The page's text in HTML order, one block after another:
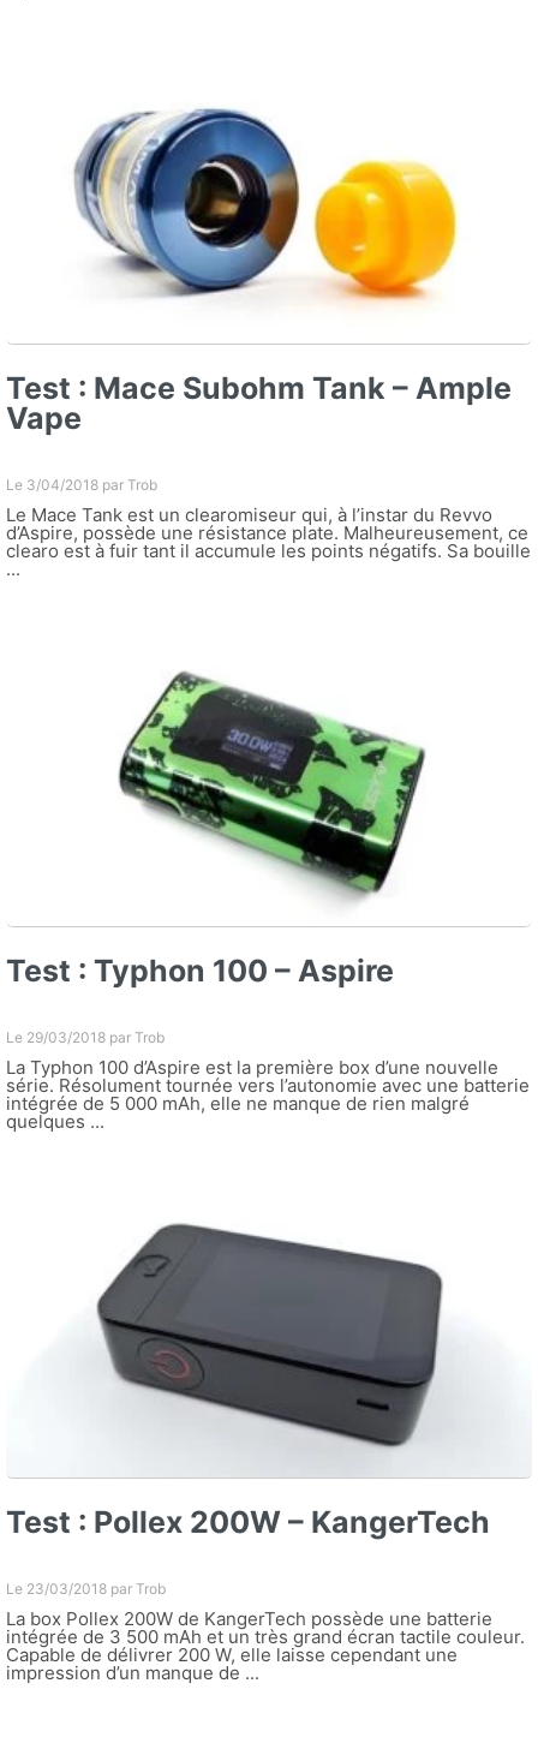
Test : Mace Subohm Tank – Ample
Vape
Le 3/04/2018 par Trob
Le Mace Tank est un clearomiseur qui, à l’instar du Revvo
d’Aspire, possède une résistance plate. Malheureusement, ce
clearo est à fuir tant il accumule les points négatifs. Sa bouille
...
Test : Typhon 100 – Aspire
Le 29/03/2018 par Trob
La Typhon 100 d’Aspire est la première box d’une nouvelle
série. Résolument tournée vers l’autonomie avec une batterie
intégrée de 5 000 mAh, elle ne manque de rien malgré
quelques ...
Test : Pollex 200W – KangerTech
Le 23/03/2018 par Trob
La box Pollex 200W de KangerTech possède une batterie
intégrée de 3 500 mAh et un très grand écran tactile couleur.
Capable de délivrer 200 W, elle laisse cependant une
impression d’un manque de ...